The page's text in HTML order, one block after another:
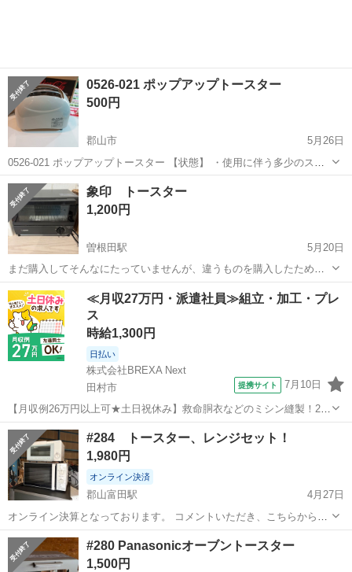
0526-021 ポップアップトースター
500円
郡山市
5月26日
0526-021 ポップアップトースター 【状態】 ・使用に伴う多少のス
レ、キズ、落としきれない汚れなどございます ・詳細は現地でご確認
ください ・お値引きは出来かねますのでご了承願います ※中古品のた
め、...
福島 郡山市 キッチン家電
象印 トースター
1,200円
曽根田駅
5月20日
まだ購入してそんなにたっていませんが、違うものを購入したためお
譲りします！ 中古品ですので、理解したうえでご購入下さい！ お取引
後の返品などは、おこなっておりません！
福島 福島市 曽根田駅 キッチン家電 トースター
≪月収27万円・派遣社員≫組立・加工・プレ
ス
時給1,300円
日払い
株式会社BREXA Next
田村市
提携サイト 7月10日
【月収例26万円以上可★土日祝休み】救命胴衣などのミシン縫製！20
代～50代の男女大活躍中★日払い制度あり！マイカー通勤OK＆無料駐
車場完備！食堂利用可★交通費支給◎《福島県田村市》 人気の工場の
お仕事 ◇救命胴衣などのミ...
福島 田村市 その他
#284 トースター、レンジセット！
1,980円
オンライン決済
郡山富田駅
4月27日
オンライン決算となっております。 コメントいただき、こちらから返
答がございましたらご購入手続きへお願いします。 現金支払いも対応
可能です。
福島 郡山市 キッチン家電 トースター
#280 Panasonicオーブントースター
1,500円